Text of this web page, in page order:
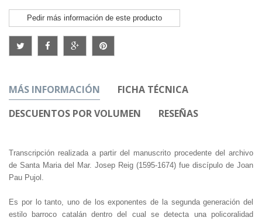
Pedir más información de este producto
MÁS INFORMACIÓN
FICHA TÉCNICA
DESCUENTOS POR VOLUMEN
RESEÑAS
Transcripción realizada a partir del manuscrito procedente del archivo
de Santa Maria del Mar. Josep Reig (1595-1674) fue discípulo de Joan
Pau Pujol.
Es por lo tanto, uno de los exponentes de la segunda generación del
estilo barroco catalán dentro del cual se detecta una policoralidad